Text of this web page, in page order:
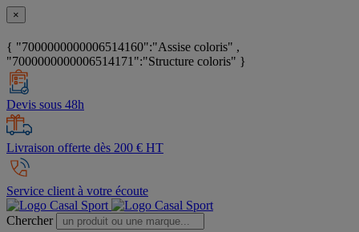
×
{ "7000000000006514160":"Assise coloris" ,
"7000000000006514171":"Structure coloris" }
Devis sous 48h
Livraison offerte dès 200 € HT
Service client à votre écoute
Chercher